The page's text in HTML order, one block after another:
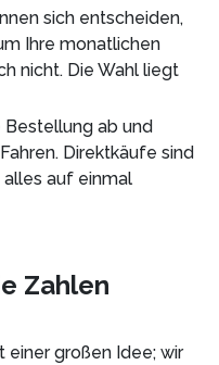
sich entscheiden,
Ihre monatlichen
nicht. Die Wahl liegt
Bestellung ab und
Direktkäufe sind
auf einmal
Zahlen
einer großen Idee; wir